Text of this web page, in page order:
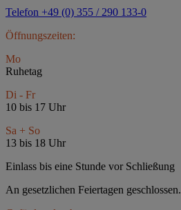
Telefon +49 (0) 355 / 290 133-0
Öffnungszeiten:
Mo
Ruhetag
Di - Fr
10 bis 17 Uhr
Sa + So
13 bis 18 Uhr
Einlass bis eine Stunde vor Schließung
An gesetzlichen Feiertagen geschlossen.